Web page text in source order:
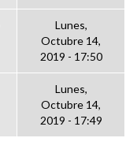
Lunes,
Octubre 14,
2019 - 17:50
Lunes,
Octubre 14,
2019 - 17:49